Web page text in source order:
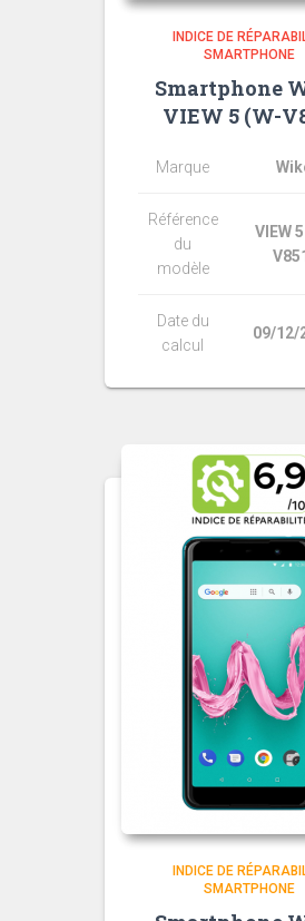
INDICE DE
SMARTPHONE
Smartphone
VIEW 5 (W-
Marque
Référence
du
modèle
VIEW
Date du
calcul
09/12/
INDICE DE
SMARTPHONE